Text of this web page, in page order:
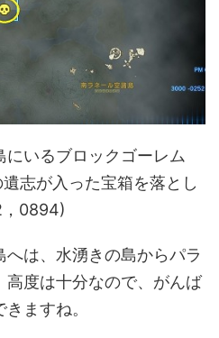
いるブロックゴーレム
志が入った宝箱を落とし
0894)
は、水湧きの島からパラ
高度は十分なので、がんば
ますね。